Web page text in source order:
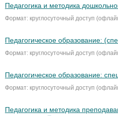
Педагогика и методика
Формат: круглосуточный доступ
Педагогическое образование:
Формат: круглосуточный доступ
Педагогическое образование:
Формат: круглосуточный доступ
Педагогика и методика